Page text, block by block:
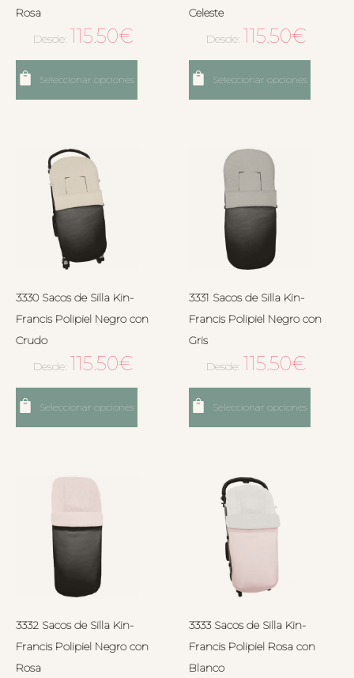
Rosa
Desde: 115.50€
Seleccionar opciones
Celeste
Desde: 115.50€
Seleccionar opciones
3330 Sacos de Silla Kin-
Francis Polipiel Negro con
Crudo
Desde: 115.50€
Seleccionar opciones
3331 Sacos de Silla Kin-
Francis Polipiel Negro con
Gris
Desde: 115.50€
Seleccionar opciones
3332 Sacos de Silla Kin-
Francis Polipiel Negro con
Rosa
3333 Sacos de Silla Kin-
Francis Polipiel Rosa con
Blanco